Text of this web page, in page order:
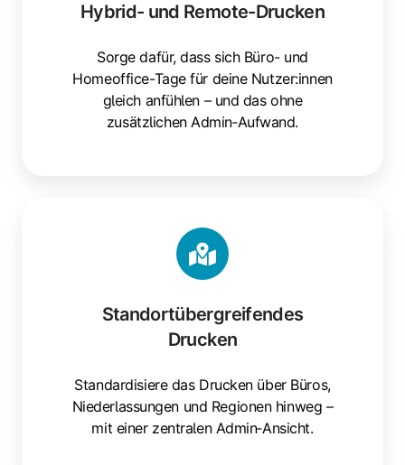
Hybrid- und Remote-Drucken
Sorge dafür, dass sich Büro- und
Homeoffice-Tage für deine Nutzer:innen
gleich anfühlen – und das ohne
zusätzlichen Admin‑Aufwand.
Standortübergreifendes
Drucken
Standardisiere das Drucken über Büros,
Niederlassungen und Regionen hinweg –
mit einer zentralen Admin‑Ansicht.
Drucken